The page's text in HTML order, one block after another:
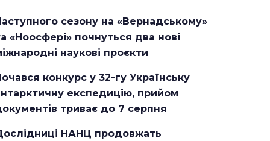
сезону на «Вернадському»
«Ноосфері» почнуться два нові
наукові проєкти
конкурс у 32-гу Українську
експедицію, прийом
триває до 7 серпня
НАНЦ продовжать